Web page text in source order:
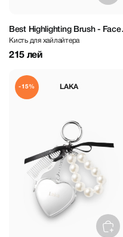
Best Highlighting Brush - Face
Brush
Кисть для хайлайтера
215 лей
LAKA
-15%